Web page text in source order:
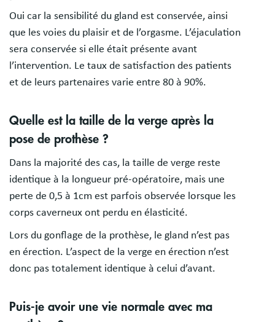
Oui car la sensibilité du gland est conservée, ainsi
que les voies du plaisir et de l’orgasme. L’éjaculation
sera conservée si elle était présente avant
l’intervention. Le taux de satisfaction des patients
et de leurs partenaires varie entre 80 à 90%.
Quelle est la taille de la verge après la
pose de prothèse ?
Dans la majorité des cas, la taille de verge reste
identique à la longueur pré-opératoire, mais une
perte de 0,5 à 1cm est parfois observée lorsque les
corps caverneux ont perdu en élasticité.
Lors du gonflage de la prothèse, le gland n’est pas
en érection. L’aspect de la verge en érection n’est
donc pas totalement identique à celui d’avant.
Puis-je avoir une vie normale avec ma